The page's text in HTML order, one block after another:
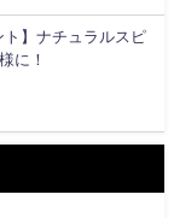
ト】ナチュラルスピ
に！